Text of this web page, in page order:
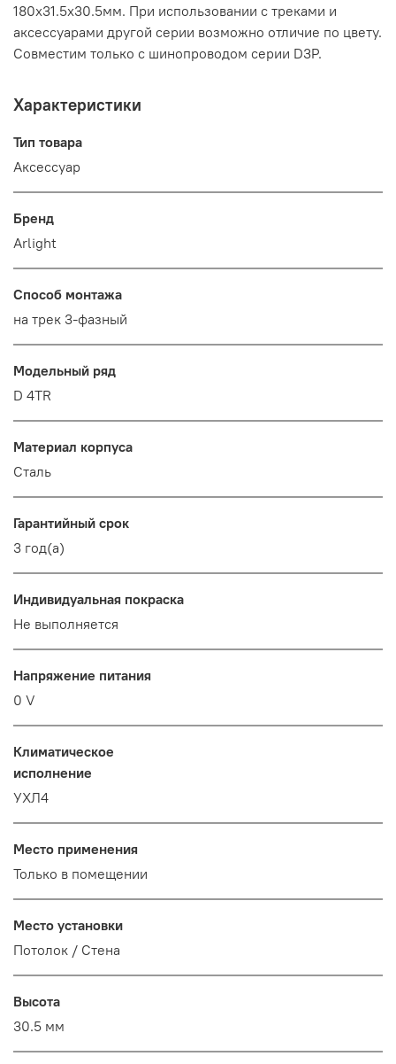
180х31.5х30.5мм. При использовании с треками и
аксессуарами другой серии возможно отличие по цвету.
Совместим только с шинопроводом серии D3P.
Характеристики
Тип товара
Аксессуар
Бренд
Arlight
Способ монтажа
на трек 3-фазный
Модельный ряд
D 4TR
Материал корпуса
Сталь
Гарантийный срок
3 год(а)
Индивидуальная покраска
Не выполняется
Напряжение питания
0 V
Климатическое
исполнение
УХЛ4
Место применения
Только в помещении
Место установки
Потолок / Cтена
Высота
30.5 мм